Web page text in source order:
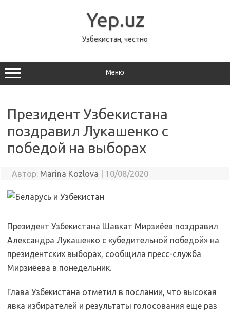
Yep.uz
Узбекистан, честно
Меню
Президент Узбекистана
поздравил Лукашенко с
победой на выборах
Автор: Marina Kozlova 10/08/2020
Президент Узбекистана Шавкат Мирзиёев поздравил
Александра Лукашенко с «убедительной победой» на
президентских выборах, сообщила пресс-служба
Мирзиёева в понедельник.
Глава Узбекистана отметил в послании, что высокая
явка избирателей и результаты голосования еще раз